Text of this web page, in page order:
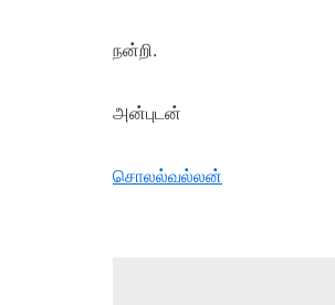
நன்றி.
அன்புடன்
சொலல்வல்லன்